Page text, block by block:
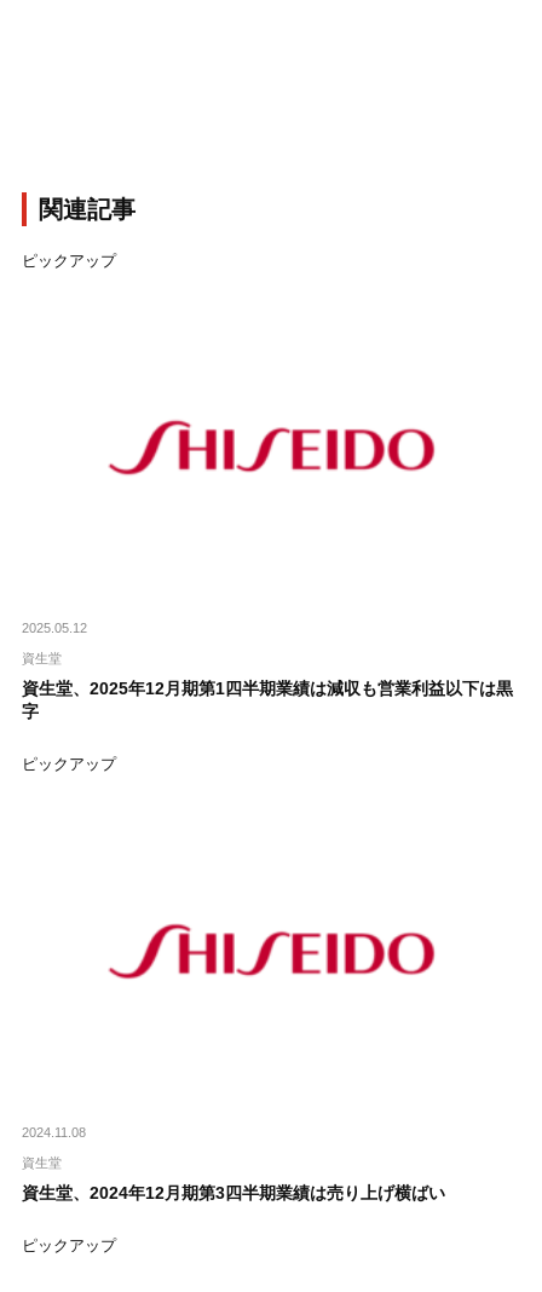
関連記事
ピックアップ
2025.05.12
資生堂
資生堂、2025年12月期第1四半期業績は減収も営業利益以下は黒
字
ピックアップ
2024.11.08
資生堂
資生堂、2024年12月期第3四半期業績は売り上げ横ばい
ピックアップ